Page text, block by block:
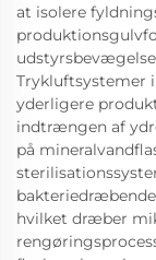
at isolere
Trykluftsystemer
yderligere
indtrængen af
på
hvilket dræber